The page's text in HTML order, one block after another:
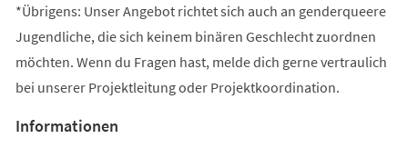
*Übrigens: Unser Angebot richtet sich auch an genderqueere
Jugendliche, die sich keinem binären Geschlecht zuordnen
möchten. Wenn du Fragen hast, melde dich gerne vertraulich
bei unserer Projektleitung oder Projektkoordination.
Informationen